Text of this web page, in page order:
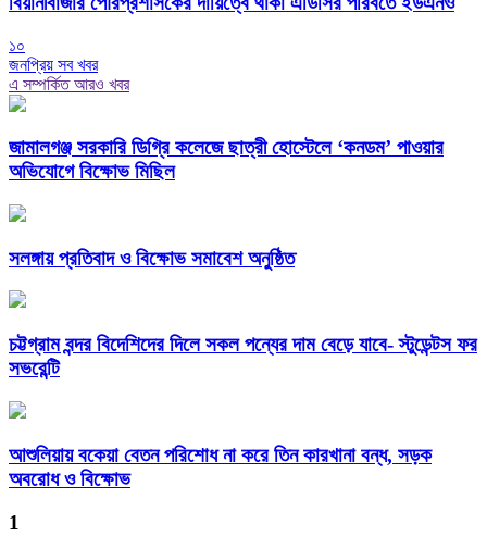
১০
জনপ্রিয় সব খবর
এ সম্পর্কিত আরও খবর
জামালগঞ্জ সরকারি ডিগ্রি কলেজে ছাত্রী হোস্টেলে ‘কনডম’ পাওয়ার
অভিযোগে বিক্ষোভ মিছিল
সলঙ্গায় প্রতিবাদ ও বিক্ষোভ সমাবেশ অনুষ্ঠিত
চট্টগ্রাম বন্দর বিদেশিদের দিলে সকল পন্যের দাম বেড়ে যাবে- স্টুডেন্টস ফর
সভরেন্টি
আশুলিয়ায় বকেয়া বেতন পরিশোধ না করে তিন কারখানা বন্ধ, সড়ক
অবরোধ ও বিক্ষোভ
1